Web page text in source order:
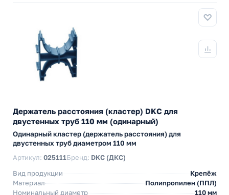
Держатель расстояния (кластер) DKC для
двустенных труб 110 мм (одинарный)
Одинарный кластер (держатель расстояния) для
двустенных труб диаметром 110 мм
Артикул: 025111Бренд: DKC (ДКС)
Вид продукции
Крепёж
Материал
Полипропилен (ППЛ)
Номинальный диаметр
110 мм